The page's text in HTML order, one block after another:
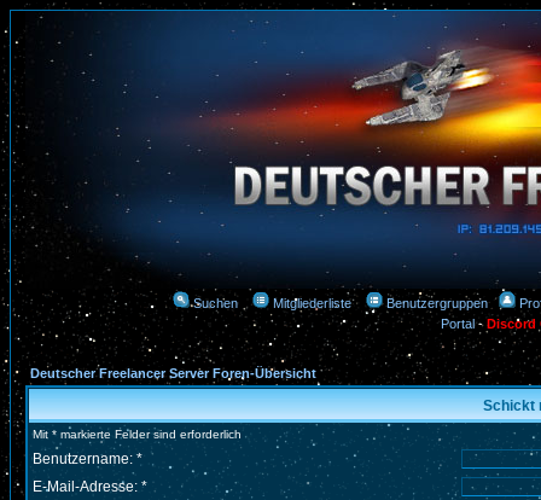
Suchen Mitgliederliste Benutzergruppen
Portal-Discord
Deutscher Freelancer Server Foren-Übersicht
Schickt
Mit * markierte Felder sind erforderlich
Benutzername: *
E-Mail-Adresse: *